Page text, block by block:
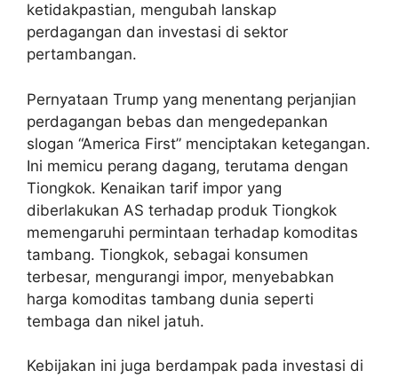
ketidakpastian, mengubah lanskap
perdagangan dan investasi di sektor
pertambangan.
Pernyataan Trump yang menentang perjanjian
perdagangan bebas dan mengedepankan
slogan “America First” menciptakan ketegangan.
Ini memicu perang dagang, terutama dengan
Tiongkok. Kenaikan tarif impor yang
diberlakukan AS terhadap produk Tiongkok
memengaruhi permintaan terhadap komoditas
tambang. Tiongkok, sebagai konsumen
terbesar, mengurangi impor, menyebabkan
harga komoditas tambang dunia seperti
tembaga dan nikel jatuh.
Kebijakan ini juga berdampak pada investasi di